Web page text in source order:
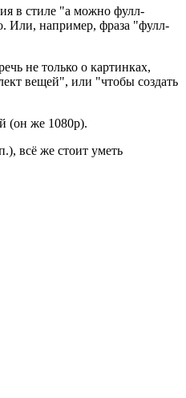
в стиле "а можно фулл-
Или, например, фраза "фулл-
не только о картинках,
вещей", или "чтобы создать
(он же 1080p).
всё же стоит уметь